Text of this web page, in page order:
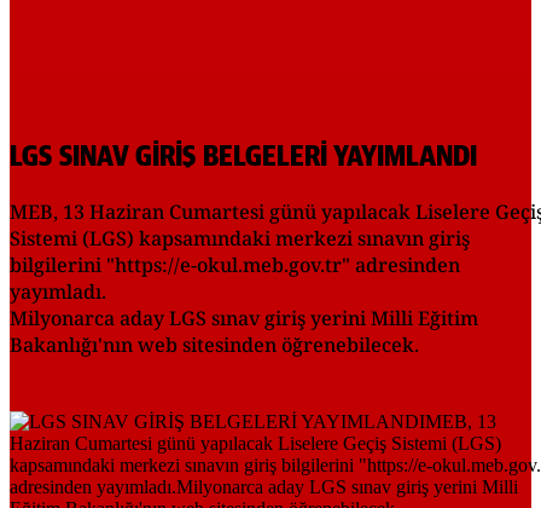
LGS SINAV GİRİŞ BELGELERİ YAYIMLANDI
MEB, 13 Haziran Cumartesi günü yapılacak Liselere
Sistemi (LGS) kapsamındaki merkezi sınavın giriş
bilgilerini "https://e-okul.meb.gov.tr" adresinden
yayımladı.
Milyonarca aday LGS sınav giriş yerini Milli Eğitim
Bakanlığı'nın web sitesinden öğrenebilecek.